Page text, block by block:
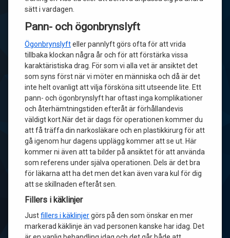
sätt i vardagen.
Pann- och ögonbrynslyft
Ögonbrynslyfteller pannlyft görs ofta för att vrida
tillbaka klockan några år och för att förstärka vissa
karaktäristiska drag. För som vi alla vet är ansiktet det
som syns först när vi möter en människa och då är det
inte helt ovanligt att vilja försköna sitt utseende lite. Ett
pann- och ögonbrynslyft har oftast inga komplikationer
och återhämtningstiden efteråt är förhållandevis
väldigt kort.När det är dags för operationen kommer du
att få träffa din narkosläkare och en plastikkirurg för att
gå igenom hur dagens upplägg kommer att se ut. Här
kommer ni även att ta bilder på ansiktet för att använda
som referens under själva operationen. Dels är det bra
för läkarna att ha det men det kan även vara kul för dig
att se skillnaden efteråt sen.
Fillers i käklinjer
Justfillers i käklinjergörs på den som önskar en mer
markerad käklinje än vad personen kanske har idag. Det